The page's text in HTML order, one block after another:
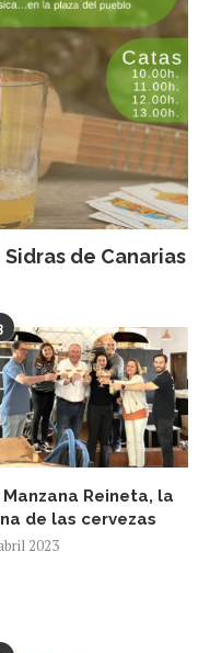
de Canarias
Manzana Reineta, la
de las cervezas
2023